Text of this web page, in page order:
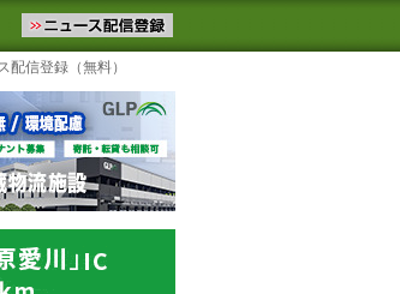
ます。物流ニュースメール配信を登録す
よく見るテーマ
配信登録（無料）